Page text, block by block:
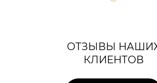
ОТЗЫВЫ
КЛИЕНТОВ